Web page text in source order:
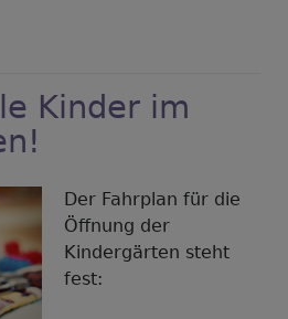
Kinder im
Der Fahrplan für die
Öffnung der
Kindergärten steht
fest: